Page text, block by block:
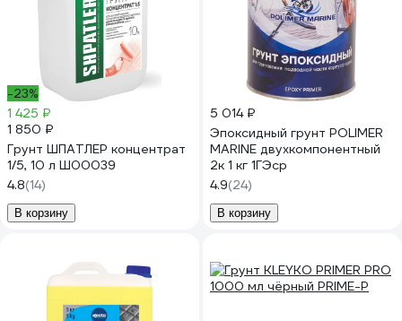
-23%
1 425 ₽
1 850 ₽
Грунт ШПАТЛЕР концентрат
1/5, 10 л Ш00039
4.8(14)
В корзину
5 014 ₽
Эпоксидный грунт POLIMER
MARINE двухкомпонентный
2к 1 кг 1ГЭср
4.9(24)
В корзину